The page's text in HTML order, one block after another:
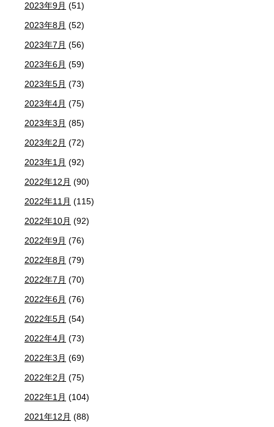
2023年9月 (51)
2023年8月 (52)
2023年7月 (56)
2023年6月 (59)
2023年5月 (73)
2023年4月 (75)
2023年3月 (85)
2023年2月 (72)
2023年1月 (92)
2022年12月 (90)
2022年11月 (115)
2022年10月 (92)
2022年9月 (76)
2022年8月 (79)
2022年7月 (70)
2022年6月 (76)
2022年5月 (54)
2022年4月 (73)
2022年3月 (69)
2022年2月 (75)
2022年1月 (104)
2021年12月 (88)